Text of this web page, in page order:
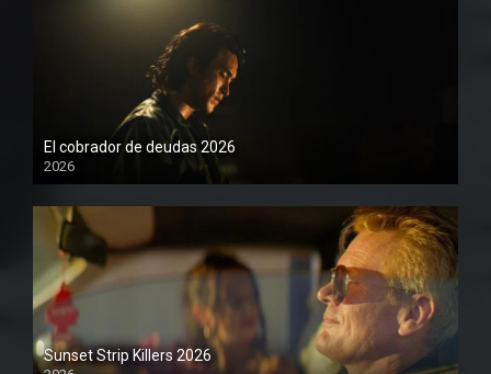
El cobrador de deudas 2026
2026
1080P
Sunset Strip Killers 2026